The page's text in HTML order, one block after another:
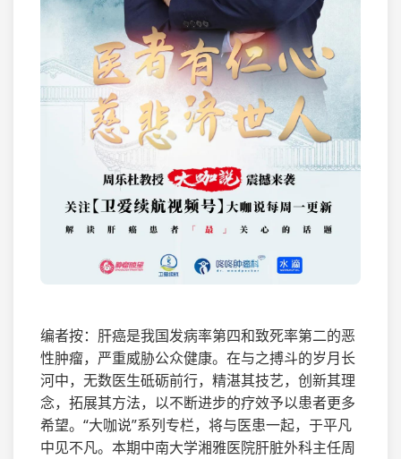
编者按：肝癌是我国发病率第四和致死率第二的恶
性肿瘤，严重威胁公众健康。在与之搏斗的岁月长
河中，无数医生砥砺前行，精湛其技艺，创新其理
念，拓展其方法，以不断进步的疗效予以患者更多
希望。“大咖说”系列专栏，将与医患一起，于平凡
中见不凡。本期中南大学湘雅医院肝脏外科主任周